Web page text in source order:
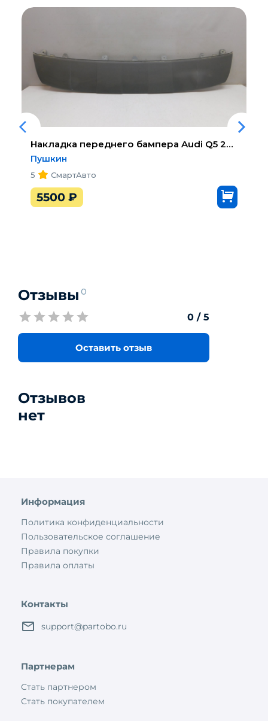
Накладка переднего бампера Audi Q5 2017>
Пушкин
5 СмартАвто
5500 ₽
Отзывы 0
0 / 5
Оставить отзыв
Отзывов
нет
Информация
Политика конфиденциальности
Пользовательское соглашение
Правила покупки
Правила оплаты
Контакты
support@partobo.ru
Партнерам
Стать партнером
Стать покупателем